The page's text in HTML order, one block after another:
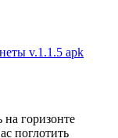
v.1.1.5 apk
на горизонте
поглотить